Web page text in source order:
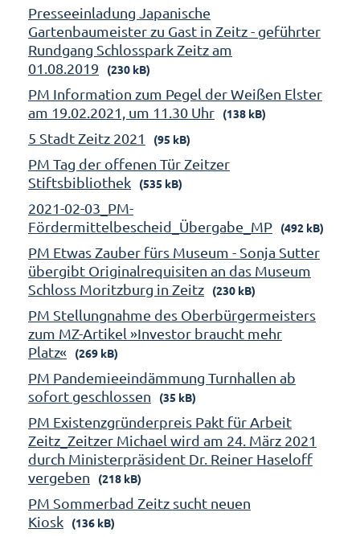
Presseeinladung Japanische
Gartenbaumeister zu Gast in Zeitz - geführter
Rundgang Schlosspark Zeitz am
01.08.2019
(230 kB)
PM Information zum Pegel der Weißen Elster
am 19.02.2021, um 11.30 Uhr
(138 kB)
5 Stadt Zeitz 2021 (95 kB)
PM Tag der offenen Tür Zeitzer
Stiftsbibliothek
(535 kB)
2021-02-03_PM-
Fördermittelbescheid_Übergabe_MP
(492 kB)
PM Etwas Zauber fürs Museum - Sonja Sutter
übergibt Originalrequisiten an das Museum
Schloss Moritzburg in Zeitz
(230 kB)
PM Stellungnahme des Oberbürgermeisters
zum MZ-Artikel »Investor braucht mehr
Platz«
(269 kB)
PM Pandemieeindämmung Turnhallen ab
sofort geschlossen
(35 kB)
PM Existenzgründerpreis Pakt für Arbeit
Zeitz_Zeitzer Michael wird am 24. März 2021
durch Ministerpräsident Dr. Reiner Haseloff
vergeben
(218 kB)
PM Sommerbad Zeitz sucht neuen
Kiosk
(136 kB)